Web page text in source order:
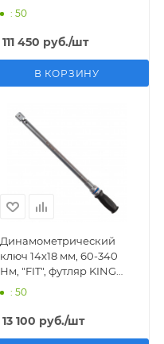
KING TONY 3465G-2FB
: 50
111 450 руб./шт
В КОРЗИНУ
Динамометрический
ключ 14х18 мм, 60-340
Нм, "FIT", футляр KING
TONY 34522-3DG
: 50
13 100 руб./шт